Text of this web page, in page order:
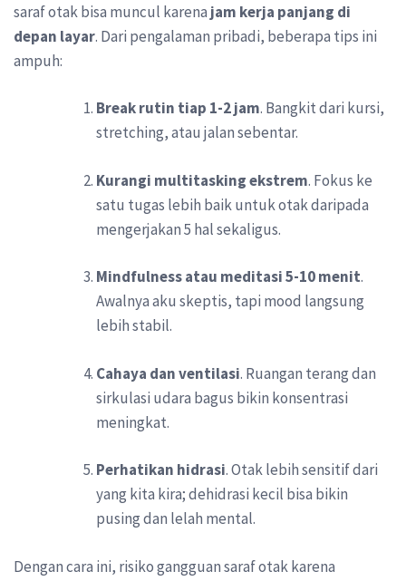
saraf otak bisa muncul karena jam kerja panjang di
depan layar. Dari pengalaman pribadi, beberapa tips ini
ampuh:
Break rutin tiap 1-2 jam. Bangkit dari kursi,
stretching, atau jalan sebentar.
Kurangi multitasking ekstrem. Fokus ke
satu tugas lebih baik untuk otak daripada
mengerjakan 5 hal sekaligus.
Mindfulness atau meditasi 5-10 menit.
Awalnya aku skeptis, tapi mood langsung
lebih stabil.
Cahaya dan ventilasi. Ruangan terang dan
sirkulasi udara bagus bikin konsentrasi
meningkat.
Perhatikan hidrasi. Otak lebih sensitif dari
yang kita kira; dehidrasi kecil bisa bikin
pusing dan lelah mental.
Dengan cara ini, risiko gangguan saraf otak karena